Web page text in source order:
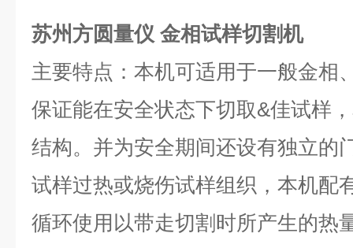
苏州方圆量仪 金相试样切割机
主要特点：本机可适用于一般金相
保证能在安全状态下切取&佳试样
结构。并为安全期间还设有独立的
试样过热或烧伤试样组织，本机配
循环使用以带走切割时所产生的热